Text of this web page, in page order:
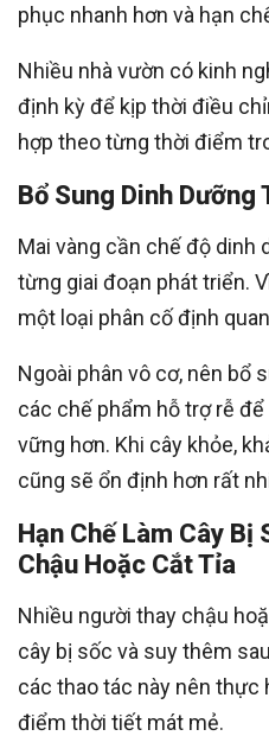
phục nhanh hơn và hạn
Nhiều nhà vườn có kinh
định kỳ để kịp thời điều
hợp theo từng thời điểm
Bổ Sung Dinh
Mai vàng cần chế độ dinh
từng giai đoạn phát triển.
một loại phân cố định
Ngoài phân vô cơ, nên bổ
các chế phẩm hỗ trợ rễ
vững hơn. Khi cây khỏe,
cũng sẽ ổn định hơn rất
Hạn Chế Làm Cây Bị
Chậu Hoặc Cắt Tỉa
Nhiều người thay chậu
cây bị sốc và suy thêm
các thao tác này nên thực
điểm thời tiết mát mẻ.